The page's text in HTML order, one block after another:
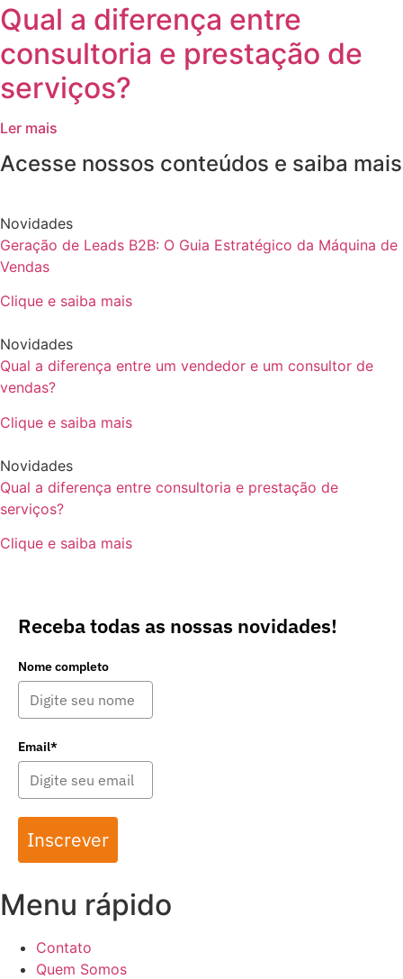
Qual a diferença entre
consultoria e prestação de
serviços?
Ler mais
Acesse nossos conteúdos e saiba mais
Novidades
Geração de Leads B2B: O Guia Estratégico da Máquina de
Vendas
Clique e saiba mais
Novidades
Qual a diferença entre um vendedor e um consultor de
vendas?
Clique e saiba mais
Novidades
Qual a diferença entre consultoria e prestação de
serviços?
Clique e saiba mais
Receba todas as nossas novidades!
Nome completo
Email*
Inscrever
Menu rápido
Contato
Quem Somos